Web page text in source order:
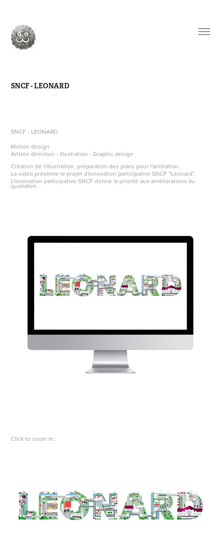
SNCF - LEONARD
SNCF - LEONARD
Motion design
Artistic direction - Illustration - Graphic design
Création de l'illustration, préparation des plans pour l'animation.
La vidéo présente le projet d'innovation participative SNCF "Léonard".
L'innovation participative SNCF donne la priorité aux améliorations du
quotidien.
Click to zoom in :